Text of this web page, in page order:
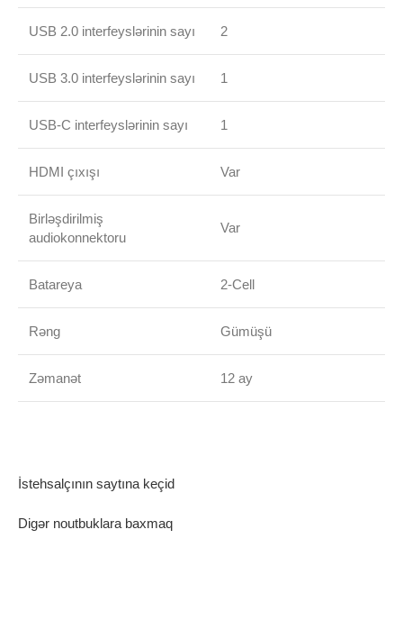
USB 2.0 interfeyslərinin sayı 2
USB 3.0 interfeyslərinin sayı 1
USB-C interfeyslərinin sayı 1
HDMI çıxışı Var
Birləşdirilmiş
audiokonnektoru
Var
Batareya 2-Cell
Rəng Gümüşü
Zəmanət 12 ay
İstehsalçının saytına keçid
Digər noutbuklara baxmaq